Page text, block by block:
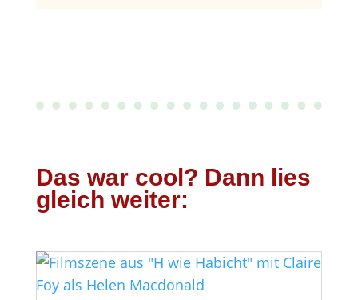
Das war cool? Dann lies
gleich weiter: